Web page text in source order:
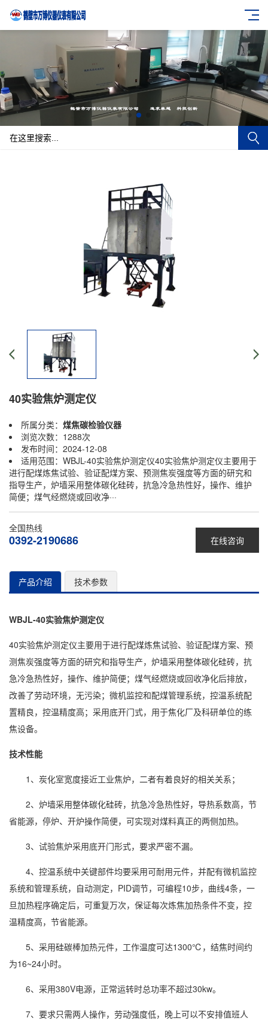
40实验焦炉测定仪
所属分类： 煤焦碳检验仪器
浏览次数：1288次
发布时间：2024-12-08
适用范围：WBJL-40实验焦炉测定仪40实验焦炉测定仪主要用于
进行配煤炼焦试验、验证配煤方案、预测焦炭强度等方面的研究和
指导生产，炉墙采用整体碳化硅砖，抗急冷急热性好，操作、维护
简便；煤气经燃烧或回收净···
在线咨询
全国热线
0392-2190686
产品介绍 技术参数
WBJL-40实验焦炉测定仪
40实验焦炉测定仪主要用于进行配煤炼焦试验、验证配煤方案、预
测焦炭强度等方面的研究和指导生产，炉墙采用整体碳化硅砖，抗
急冷急热性好，操作、维护简便；煤气经燃烧或回收净化后排放，
改善了劳动环境，无污染；微机监控和配煤管理系统，控温系统配
置精良，控温精度高；采用底开门式，用于焦化厂及科研单位的练
焦设备。
技术性能
1、炭化室宽度接近工业焦炉，二者有着良好的相关关系；
2、炉墙采用整体碳化硅砖，抗急冷急热性好，导热系数高，节
省能源，停炉、开炉操作简便，可实现对煤料真正的两侧加热。
3、试验焦炉采用底开门形式，要求严密不漏。
4、控温系统中关键部件均要采用可耐用元件，并配有微机监控
系统和管理系统，自动测定，PID调节，可编程10步，曲线4条，一
旦加热程序确定后，可重复万次，保证每次炼焦加热条件不变，控
温精度高，节省能源。
5、采用硅碳棒加热元件，工作温度可达1300℃，结焦时间约
为16~24小时。
6、采用380V电源，正常运转时总功率不超过30kw。
7、要求只需两人操作，劳动强度低，晚上可以不安排值班人